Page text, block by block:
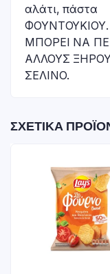
αλάτι, πάστα
ΦΟΥΝΤΟΥΚΙΟΥ.
ΜΠΟΡΕΙ ΝΑ
ΑΛΛΟΥΣ
ΣΕΛΙΝΟ.
ΣΧΕΤΙΚΆ